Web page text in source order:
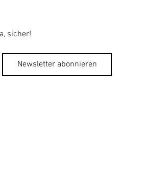
sicher!
Newsletter abonnieren